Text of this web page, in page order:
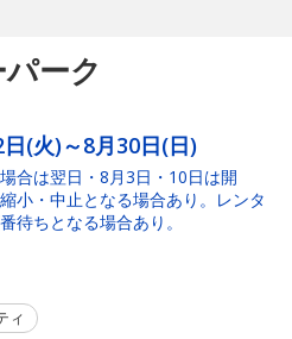
ーク
(火)～8月30日(日)
合は翌日・8月3日・10日は開
小・中止となる場合あり。レンタ
待ちとなる場合あり。
ィ